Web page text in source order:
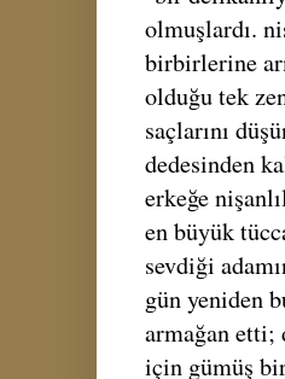
olmuşlardı.
birbirlerine
olduğu tek
saçlarını
dedesinden
erkeğe
en büyük
sevdiği
gün yeniden
armağan etti;
için gümüş